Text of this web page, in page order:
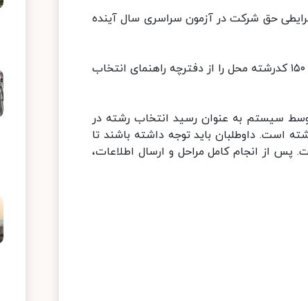
حق شرکت در آزمون سراسری سال آینده
به گزارش ایسنا، متقاضیان در مهلت تعیین شده برای انتخاب رشته می‌توانند ۱۵۰ کدرشته محل‌ را از دفترچه راهنمای انتخاب
کدرشته‌های انتخابی توسط متقاضی، شماره‌ای ۱۵ رقمی توسط سیستم به عنوان رسید انتخاب رشته در
معنای تایید انتخاب رشته است. داوطلبان باید توجه داشته باشند تا
پس از انجام کامل مراحل و ارسال اطلاعات،